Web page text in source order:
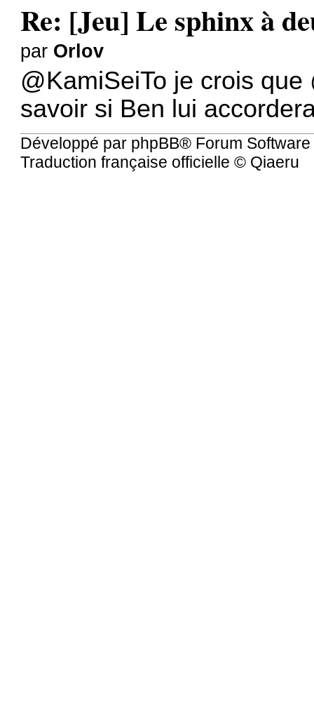
Re: [Jeu] Le sphinx à
par Orlov
@KamiSeiTo je crois que
savoir si Ben lui
Développé par phpBB® Forum
Traduction française officielle © Qiaeru